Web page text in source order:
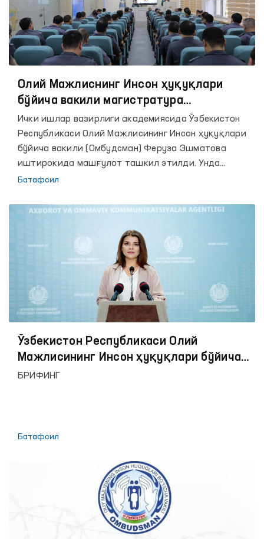
Олий Мажлиснинг Инсон ҳуқуқлари
бўйича вакили магистратура
тингловчиларига машғулот ўтди
Ички ишлар вазирлиги академиясида Ўзбекистон
Республикаси Олий Мажлисининг Инсон ҳуқуқлари
бўйича вакили (Омбудсман) Феруза Эшматова
иштирокида машғулот ташкил этилди. Унда
Омбудсман институтининг асосий фаолият
таъминлаш борасида амалга оширилаётган кенг
Батафсил
Ўзбекистон Республикаси Олий
Мажлисининг Инсон ҳуқуқлари бўйича
вакили (омбудсман)га 2024 йилнинг
БРИФИНГ
Батафсил